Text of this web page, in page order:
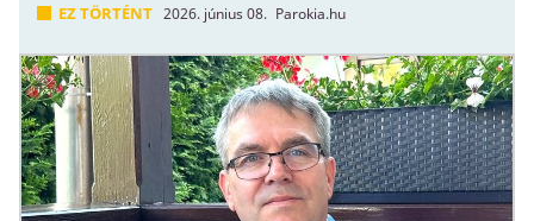
EZ TÖRTÉNT 2026. június 08. Parokia.hu